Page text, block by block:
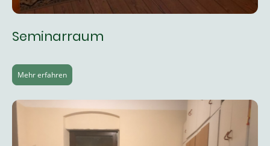
Seminarraum
Mehr erfahren